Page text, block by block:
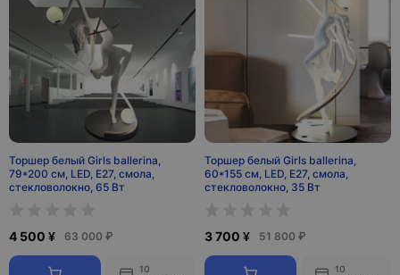
Торшер белый Girls ballerina,
79*200 см, LED, Е27, смола,
стекловолокно, 65 Вт
4 500 ¥ 63 000 ₽
10
Торшер белый Girls ballerina,
60*155 см, LED, Е27, смола,
стекловолокно, 35 Вт
3 700 ¥ 51 800 ₽
10